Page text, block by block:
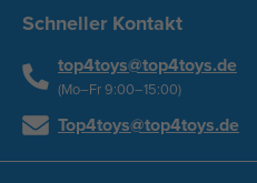
Schneller Kontakt
top4toys@top4toys.de
(Mo–Fr 9:00–15:00)
Top4toys@top4toys.de